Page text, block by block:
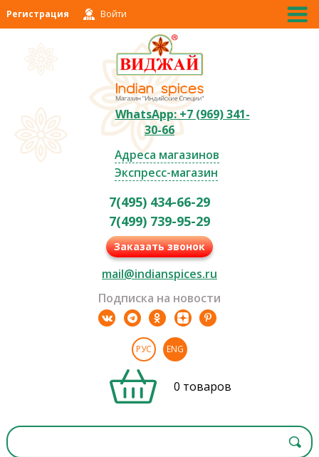
Регистрация Войти
WhatsApp: +7 (969) 341-
30-66
Адреса магазинов
Экспресс-магазин
7(495) 434-66-29
7(499) 739-95-29
Заказать звонок
mail@indianspices.ru
Подписка на новости
РУС ENG
0 товаров